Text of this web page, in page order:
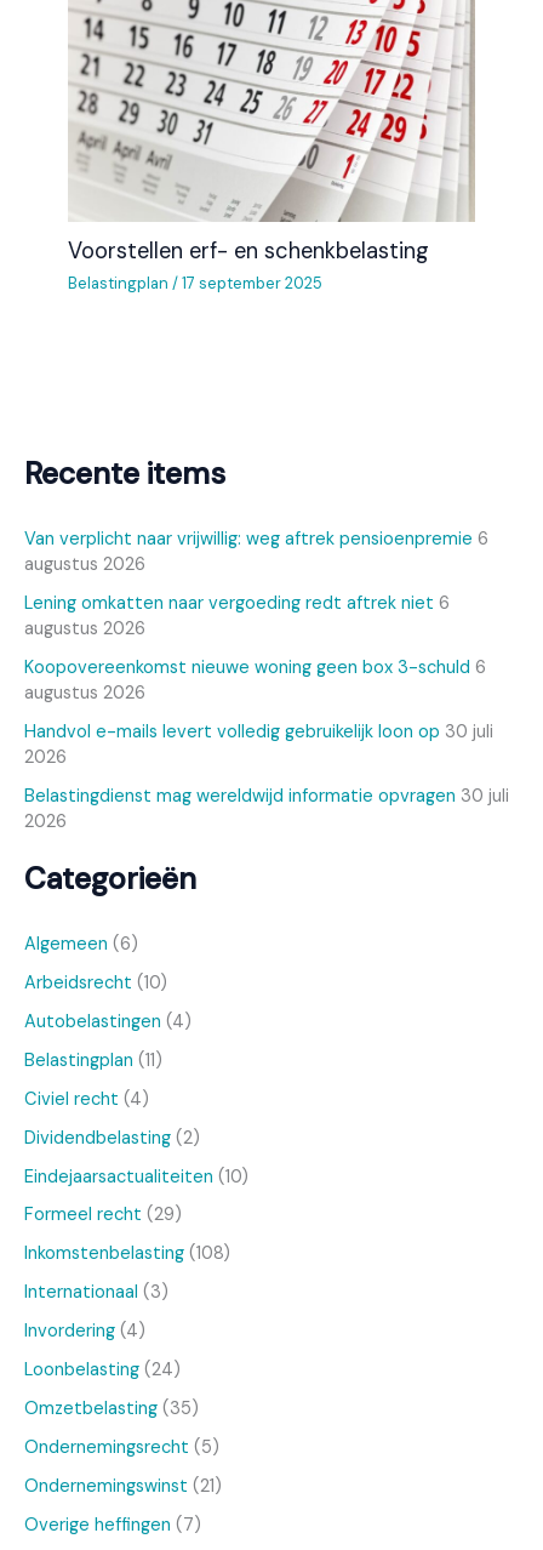
Recente items
Van verplicht naar vrijwillig: weg aftrek pensioenpremie 6
augustus 2026
Lening omkatten naar vergoeding redt aftrek niet 6
augustus 2026
Koopovereenkomst nieuwe woning geen box 3-schuld 6
augustus 2026
Handvol e-mails levert volledig gebruikelijk loon op 30 juli
2026
Belastingdienst mag wereldwijd informatie opvragen 30 juli
2026
Categorieën
Algemeen (6)
Arbeidsrecht (10)
Autobelastingen (4)
Belastingplan (11)
Civiel recht (4)
Dividendbelasting (2)
Eindejaarsactualiteiten (10)
Formeel recht (29)
Inkomstenbelasting (108)
Internationaal (3)
Invordering (4)
Loonbelasting (24)
Omzetbelasting (35)
Ondernemingsrecht (5)
Ondernemingswinst (21)
Overige heffingen (7)
Voorstellen erf- en schenkbelasting
Belastingplan /17 september 2025